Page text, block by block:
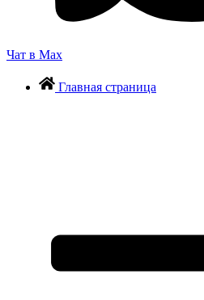
Чат в Max
Главная страница